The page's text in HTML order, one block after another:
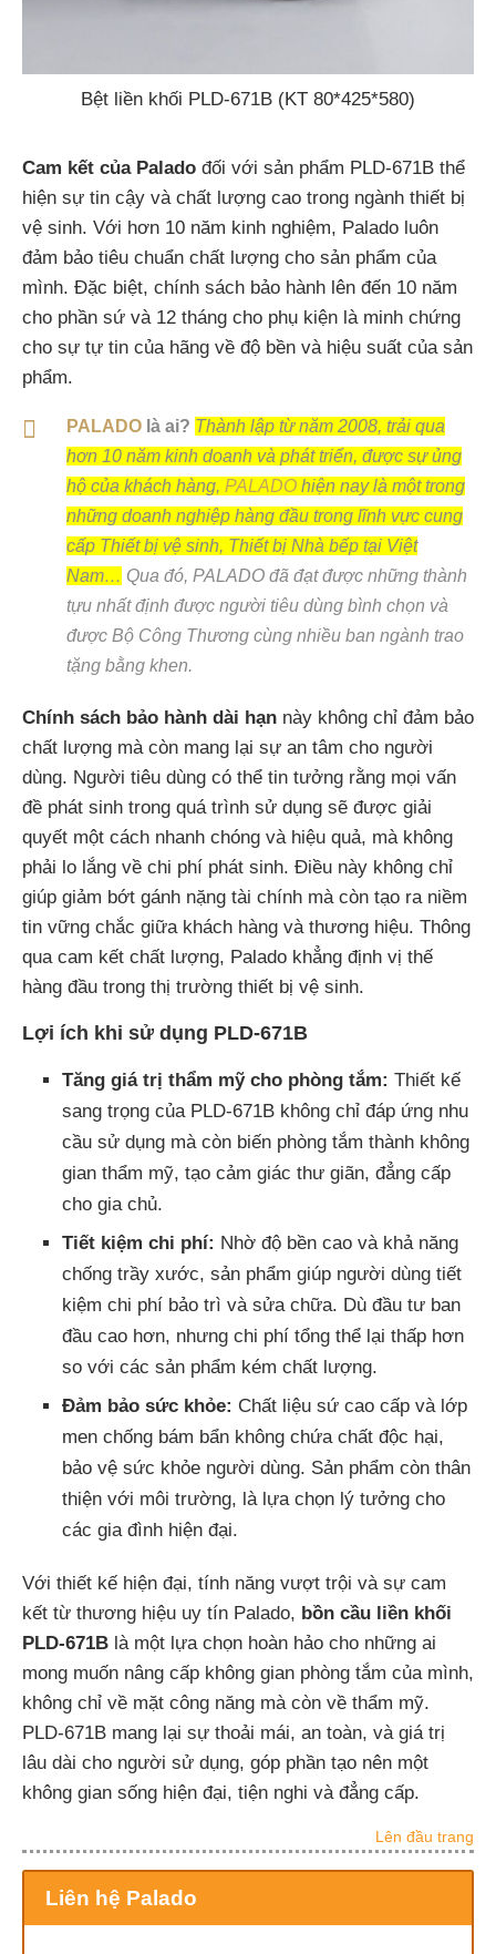
Bệt liền khối PLD-671B (KT 80*425*580)
Cam kết của Palado đối với sản phẩm PLD-671B thể
hiện sự tin cậy và chất lượng cao trong ngành thiết bị
vệ sinh. Với hơn 10 năm kinh nghiệm, Palado luôn
đảm bảo tiêu chuẩn chất lượng cho sản phẩm của
mình. Đặc biệt, chính sách bảo hành lên đến 10 năm
cho phần sứ và 12 tháng cho phụ kiện là minh chứng
cho sự tự tin của hãng về độ bền và hiệu suất của sản
phẩm.
PALADO là ai? Thành lập từ năm 2008, trải qua
hơn 10 năm kinh doanh và phát triển, được sự ủng
hộ của khách hàng, PALADO hiện nay là một trong
những doanh nghiệp hàng đầu trong lĩnh vực cung
cấp Thiết bị vệ sinh, Thiết bị Nhà bếp tại Việt
Nam… Qua đó, PALADO đã đạt được những thành
tựu nhất định được người tiêu dùng bình chọn và
được Bộ Công Thương cùng nhiều ban ngành trao
tặng bằng khen.
Chính sách bảo hành dài hạn này không chỉ đảm bảo
chất lượng mà còn mang lại sự an tâm cho người
dùng. Người tiêu dùng có thể tin tưởng rằng mọi vấn
đề phát sinh trong quá trình sử dụng sẽ được giải
quyết một cách nhanh chóng và hiệu quả, mà không
phải lo lắng về chi phí phát sinh. Điều này không chỉ
giúp giảm bớt gánh nặng tài chính mà còn tạo ra niềm
tin vững chắc giữa khách hàng và thương hiệu. Thông
qua cam kết chất lượng, Palado khẳng định vị thế
hàng đầu trong thị trường thiết bị vệ sinh.
Lợi ích khi sử dụng PLD-671B
Tăng giá trị thẩm mỹ cho phòng tắm: Thiết kế
sang trọng của PLD-671B không chỉ đáp ứng nhu
cầu sử dụng mà còn biến phòng tắm thành không
gian thẩm mỹ, tạo cảm giác thư giãn, đẳng cấp
cho gia chủ.
Tiết kiệm chi phí: Nhờ độ bền cao và khả năng
chống trầy xước, sản phẩm giúp người dùng tiết
kiệm chi phí bảo trì và sửa chữa. Dù đầu tư ban
đầu cao hơn, nhưng chi phí tổng thể lại thấp hơn
so với các sản phẩm kém chất lượng.
Đảm bảo sức khỏe: Chất liệu sứ cao cấp và lớp
men chống bám bẩn không chứa chất độc hại,
bảo vệ sức khỏe người dùng. Sản phẩm còn thân
thiện với môi trường, là lựa chọn lý tưởng cho
các gia đình hiện đại.
Với thiết kế hiện đại, tính năng vượt trội và sự cam
kết từ thương hiệu uy tín Palado, bồn cầu liền khối
PLD-671B là một lựa chọn hoàn hảo cho những ai
mong muốn nâng cấp không gian phòng tắm của mình,
không chỉ về mặt công năng mà còn về thẩm mỹ.
PLD-671B mang lại sự thoải mái, an toàn, và giá trị
lâu dài cho người sử dụng, góp phần tạo nên một
không gian sống hiện đại, tiện nghi và đẳng cấp.
Lên đầu trang
Liên hệ Palado